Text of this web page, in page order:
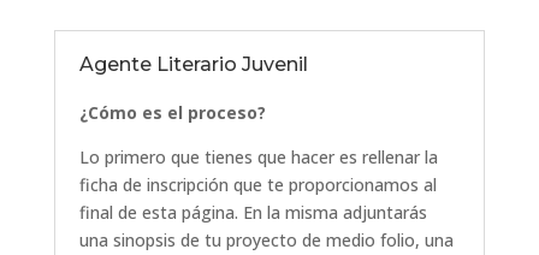
Agente Literario Juvenil
¿Cómo es el proceso?
Lo primero que tienes que hacer es rellenar la
ficha de inscripción que te proporcionamos al
final de esta página. En la misma adjuntarás
una sinopsis de tu proyecto de medio folio, una